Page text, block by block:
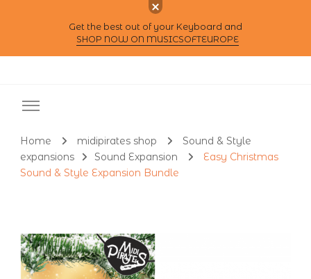
Get the best out of your Keyboard and
SHOP NOW ON MUSICSOFTEUROPE
Home midipirates shop
Sound & Style
expansions
Sound Expansion
Easy Christmas
Sound & Style Expansion Bundle